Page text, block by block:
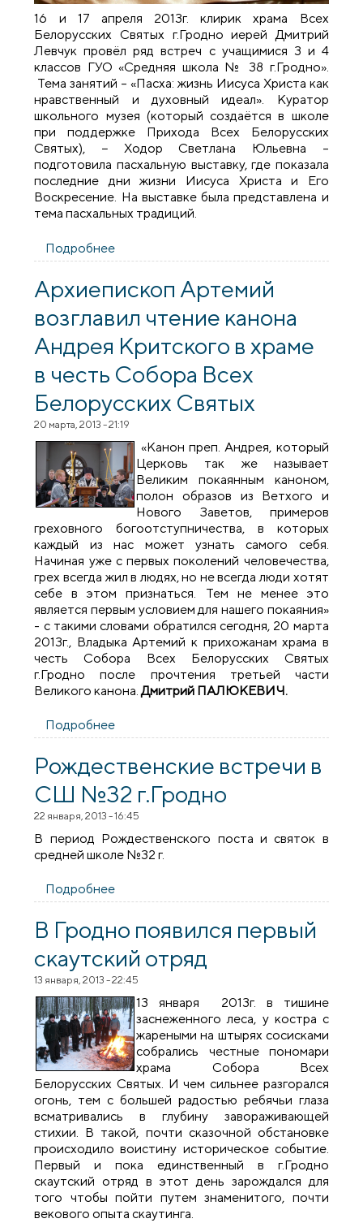
16 и 17 апреля 2013г. клирик храма Всех
Белорусских Святых г.Гродно иерей Дмитрий
Левчук провёл ряд встреч с учащимися 3 и 4
классов ГУО «Средняя школа № 38 г.Гродно».
Тема занятий – «Пасха: жизнь Иисуса Христа как
нравственный и духовный идеал». Куратор
школьного музея (который создаётся в школе
при поддержке Прихода Всех Белорусских
Святых), − Ходор Светлана Юльевна –
подготовила пасхальную выставку, где показала
последние дни жизни Иисуса Христа и Его
Воскресение. На выставке была представлена и
тема пасхальных традиций.
Подробнее
нравственный и духовный идеал
Архиепископ Артемий
возглавил чтение канона
Андрея Критского в храме
в честь Собора Всех
Белорусских Святых
20 марта, 2013 - 21:19
«Канон преп. Андрея, который
Церковь так же называет
Великим покаянным каноном,
полон образов из Ветхого и
Нового Заветов, примеров
греховного богоотступничества, в которых
каждый из нас может узнать самого себя.
Начиная уже с первых поколений человечества,
грех всегда жил в людях, но не всегда люди хотят
себе в этом признаться. Тем не менее это
является первым условием для нашего покаяния»
- с такими словами обратился сегодня, 20 марта
2013г., Владыка Артемий к прихожанам храма в
честь Собора Всех Белорусских Святых
г.Гродно после прочтения третьей части
Великого канона.Дмитрий ПАЛЮКЕВИЧ.
Подробнее
чтение канона Андрея Критского в
Святых
Рождественские встречи в
СШ №32 г.Гродно
22 января, 2013 - 16:45
В период Рождественского поста и святок в
средней школе №32 г.
Подробнее
г.Гродно
В Гродно появился первый
скаутский отряд
13 января, 2013 - 22:45
13 января 2013г. в тишине
заснеженного леса, у костра с
жареными на штырях сосисками
собрались честные пономари
храма Собора Всех
Белорусских Святых. И чем сильнее разгорался
огонь, тем с большей радостью ребячьи глаза
всматривались в глубину завораживающей
стихии. В такой, почти сказочной обстановке
происходило воистину историческое событие.
Первый и пока единственный в г.Гродно
скаутский отряд в этот день зарождался для
того чтобы пойти путем знаменитого, почти
векового опыта скаутинга.